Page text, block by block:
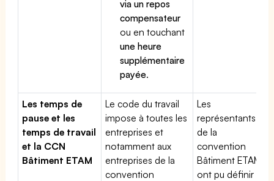
via un repos
compensateur
ou en touchant
une heure
supplémentaire
payée.
Les temps de
pause et les
temps de travail
et la CCN
Bâtiment ETAM
Le code du travail
impose à toutes les
entreprises et
notamment aux
entreprises de la
convention
Les
représentants
de la
convention
Bâtiment ETAM
ont pu définir